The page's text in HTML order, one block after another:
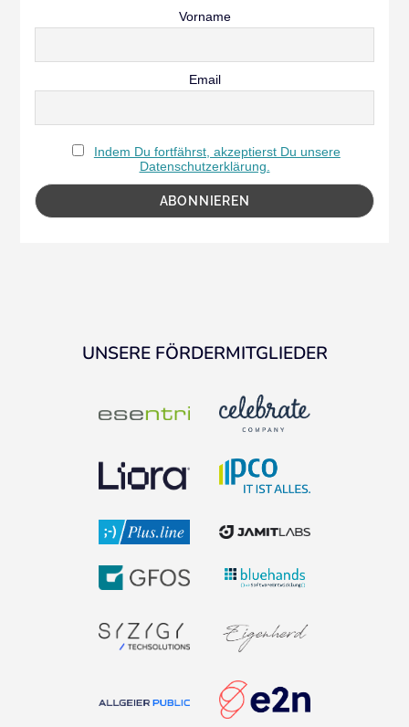
Vorname
Email
Indem Du fortfährst, akzeptierst Du unsere
Datenschutzerklärung.
UNSERE FÖRDERMITGLIEDER